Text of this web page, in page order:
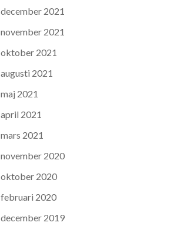
december 2021
november 2021
oktober 2021
augusti 2021
maj 2021
april 2021
mars 2021
november 2020
oktober 2020
februari 2020
december 2019